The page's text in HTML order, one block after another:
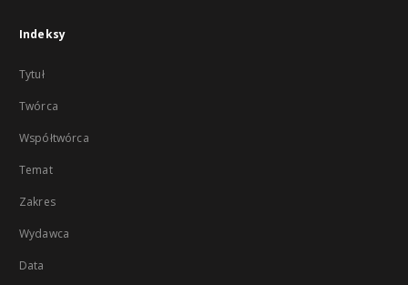
Indeksy
Tytuł
Twórca
Współtwórca
Temat
Zakres
Wydawca
Data